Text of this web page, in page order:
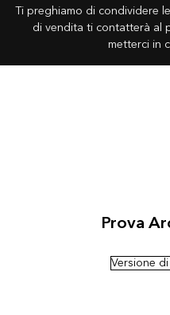
Ti preghiamo di condividere
di vendita ti contatterà al
metterci in
Prova
Versione